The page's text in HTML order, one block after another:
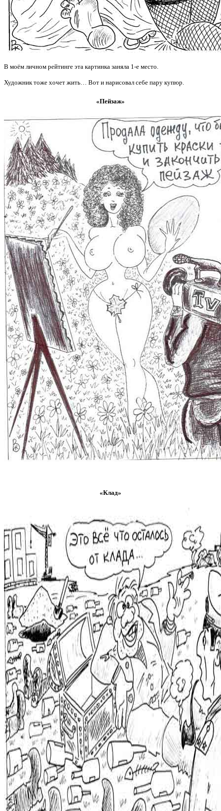
В моём личном рейтинге эта картинка заняла 1-е место.
Художник тоже хочет жить… Вот и нарисовал себе пару купюр.
«Пейзаж»
«Клад»